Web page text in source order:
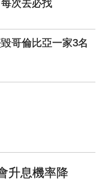
次去必找
哥倫比亞一家3名
升息機率降